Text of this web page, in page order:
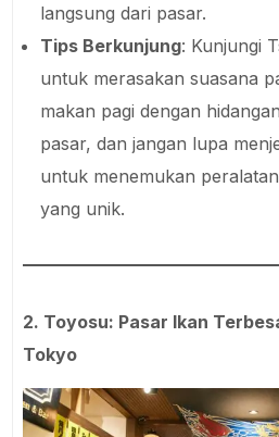
langsung dari pasar.
Tips Berkunjung: Kunjungi
untuk merasakan suasana
makan pagi dengan
pasar, dan jangan lupa
untuk menemukan
yang unik.
2. Toyosu: Pasar Ikan
Tokyo